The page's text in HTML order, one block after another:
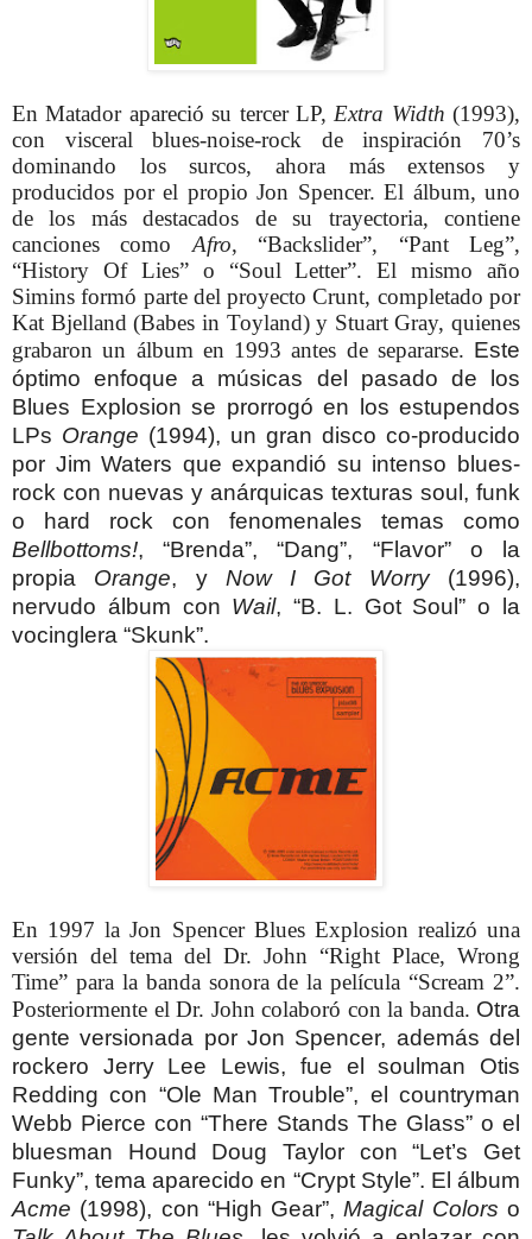
En Matador apareció su tercer LP, Extra Width (1993),
con visceral blues-noise-rock de inspiración 70’s
dominando los surcos, ahora más extensos y
producidos por el propio Jon Spencer. El álbum, uno
de los más destacados de su trayectoria, contiene
canciones como Afro, “Backslider”, “Pant Leg”,
“History Of Lies” o “Soul Letter”. El mismo año
Simins formó parte del proyecto Crunt, completado por
Kat Bjelland (Babes in Toyland) y Stuart Gray, quienes
grabaron un álbum en 1993 antes de separarse. Este
óptimo enfoque a músicas del pasado de los
Blues Explosion se prorrogó en los estupendos
LPs Orange (1994), un gran disco co-producido
por Jim Waters que expandió su intenso blues-
rock con nuevas y anárquicas texturas soul, funk
o hard rock con fenomenales temas como
Bellbottoms!, “Brenda”, “Dang”, “Flavor” o la
propia Orange, y Now I Got Worry(1996),
nervudo álbum con Wail, “B. L. Got Soul” o la
vocinglera “Skunk”.
En 1997 la Jon Spencer Blues Explosion realizó una
versión del tema del Dr. John “Right Place, Wrong
Time” para la banda sonora de la película “Scream 2”.
Posteriormente el Dr. John colaboró con la banda. Otra
gente versionada por Jon Spencer, además del
rockero Jerry Lee Lewis, fue el soulman Otis
Redding con “Ole Man Trouble”, el countryman
Webb Pierce con “There Stands The Glass” o el
bluesman Hound Doug Taylor con “Let’s Get
Funky”, tema aparecido en “Crypt Style”. El álbum
Acme (1998), con “High Gear”,Magical Colors o